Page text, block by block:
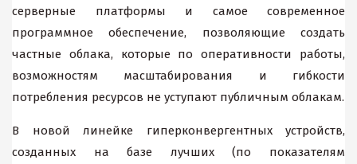
серверные платформы и самое современное
программное обеспечение, позволяющие создать
частные облака, которые по оперативности работы,
возможностям масштабирования и гибкости
потребления ресурсов не уступают публичным облакам.
В новой линейке гиперконвергентных устройств,
созданных на базе лучших (по показателям